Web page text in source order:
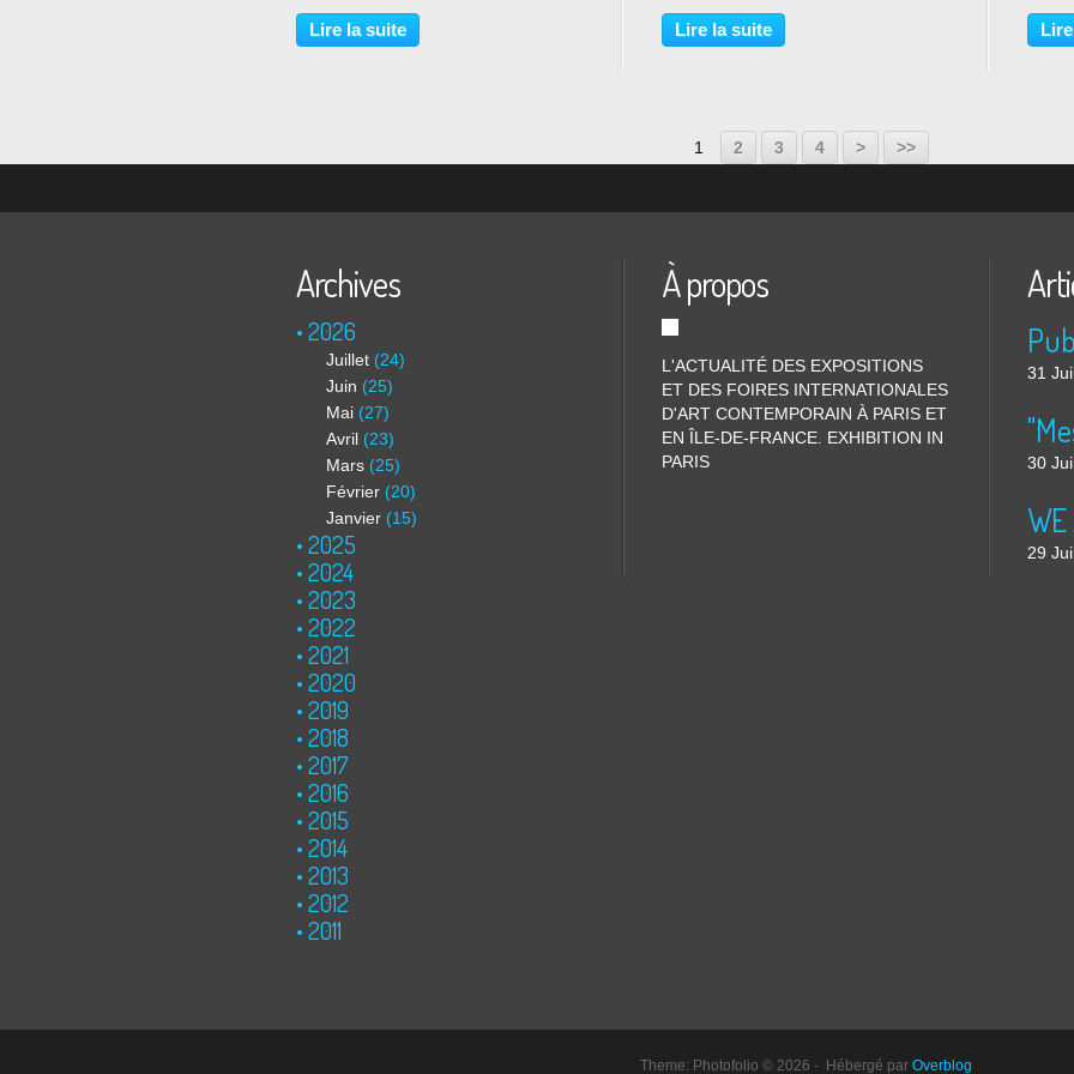
présentés(ées) : Salomé CHATRIOT,
Jérémie COSIMI, Julia HAUMONT,
Lire la suite
l’Académie des beaux-arts, à travers
l’exposition « Trémois - L’anatomie
Lire la suite
30
1 2 3 4 > >>
Archives
2026
Juillet (24)
Juin (25)
Mai (27)
Avril (23)
Mars (25)
Février (20)
Janvier (15)
2025
2024
2023
2022
2021
2020
2019
2018
2017
2016
2015
2014
2013
2012
2011
À propos
L'ACTUALITÉ DES EXPOSITIONS
ET DES FOIRES INTERNATIONALES
D'ART CONTEMPORAIN À PARIS ET
EN ÎLE-DE-FRANCE. EXHIBITION IN
PARIS
31
30
29
Theme: Photofolio © 2026 - Hébergé par Overblog